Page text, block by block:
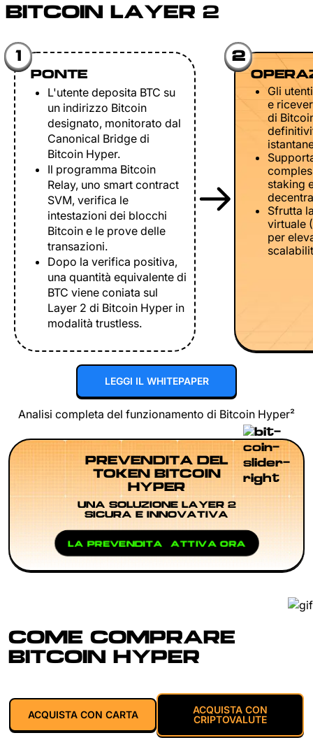
BITCOIN LAYER 2
1
PONTE
L'utente deposita BTC su
un indirizzo Bitcoin
designato, monitorato dal
Canonical Bridge di
Bitcoin Hyper.
Il programma Bitcoin
Relay, uno smart contract
SVM, verifica le
intestazioni dei blocchi
Bitcoin e le prove delle
transazioni.
Dopo la verifica positiva,
una quantità equivalente di
BTC viene coniata sul
Layer 2 di Bitcoin Hyper in
modalità trustless.
2
Gli
e
di
staking
Sfrutta
virtuale
per
LEGGI IL WHITEPAPER
Analisi completa del funzionamento di Bitcoin Hyper²
PREVENDITA DEL
TOKEN BITCOIN
HYPER
UNA SOLUZIONE LAYER 2
SICURA E INNOVATIVA
LA PREVENDITA È ATTIVA ORA
COME COMPRARE
BITCOIN HYPER
ACQUISTA CON CARTA
ACQUISTA CON
CRIPTOVALUTE